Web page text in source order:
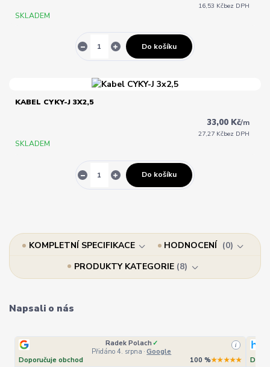
16,53 Kčbez DPH
SKLADEM
Do košíku
KABEL CYKY-J 3X2,5
33,00 Kč/m
27,27 Kčbez DPH
SKLADEM
Do košíku
KOMPLETNÍ SPECIFIKACE HODNOCENÍ
0
PRODUKTY KATEGORIE 8
Napsali o nás
Radek Polach ✓
Přidáno 4. srpna · Google
i
Doporučuje obchod 100 %★★★★★